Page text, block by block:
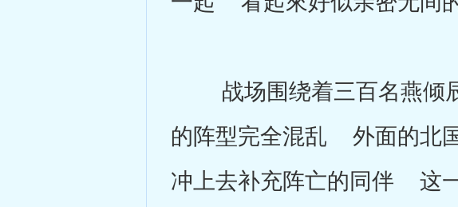
战场围绕着三百名燕倾
的阵型完全混乱 外面的
冲上去补充阵亡的同伴 这